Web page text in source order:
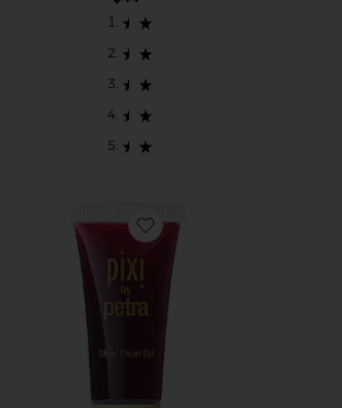
Favorite SHEER CHEEK GEL ブ